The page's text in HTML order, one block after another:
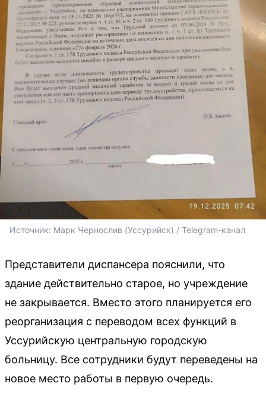
Источник: Марк Чернослив (Уссурийск) / Telegram-канал
Представители диспансера пояснили, что
здание действительно старое, но учреждение
не закрывается. Вместо этого планируется его
реорганизация с переводом всех функций в
Уссурийскую центральную городскую
больницу. Все сотрудники будут переведены на
новое место работы в первую очередь.